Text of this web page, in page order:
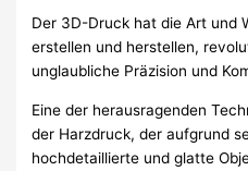
Der 3D-Druck hat die Art und
erstellen und herstellen,
unglaubliche Präzision und
Eine der herausragenden
der Harzdruck, der aufgrund
hochdetaillierte und glatte